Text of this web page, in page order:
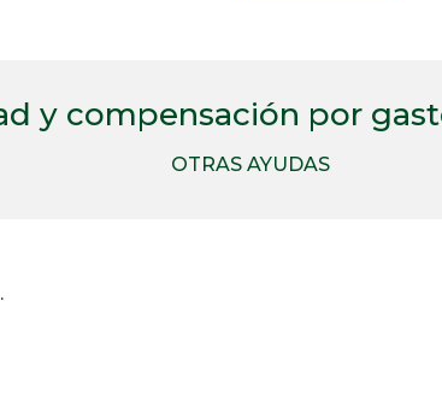
y compensación por
OTRAS AYUDAS